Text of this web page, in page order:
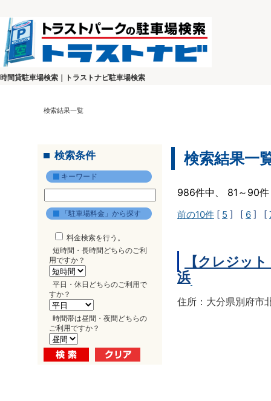
時間貸駐車場検索｜トラストナビ駐車場検索
検索結果一覧
検索条件
キーワード
「駐車場料金」から探す
料金検索を行う。
短時間・長時間どちらのご利
用ですか？
平日・休日どちらのご利用で
すか？
時間帯は昼間・夜間どちらの
ご利用ですか？
検索結果一
986件中、 81～90
前の10件 [ 5 ] [ 6 ] [
【クレジッ
浜
住所：大分県別府市